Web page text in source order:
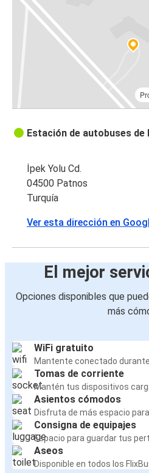
Estación de autobuses de
İpek Yolu Cd.
04500 Patnos
Turquía
Ver esta dirección en
El mejor
Opciones disponibles que
más
WiFi gratuito
Mantente conectado
Tomas de corriente
Mantén tus dispositivos
Asientos cómodos
Disfruta de más espacio
Consigna de equipajes
Espacio para guardar tus
Aseos
Disponible en todos los